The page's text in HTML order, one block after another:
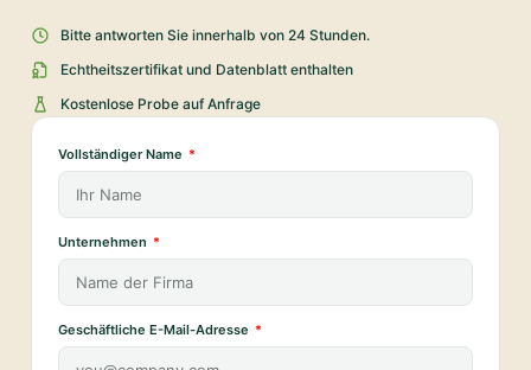
Bitte antworten Sie innerhalb von 24 Stunden.
Echtheitszertifikat und Datenblatt enthalten
Kostenlose Probe auf Anfrage
Vollständiger Name
Unternehmen
Geschäftliche E-Mail-Adresse